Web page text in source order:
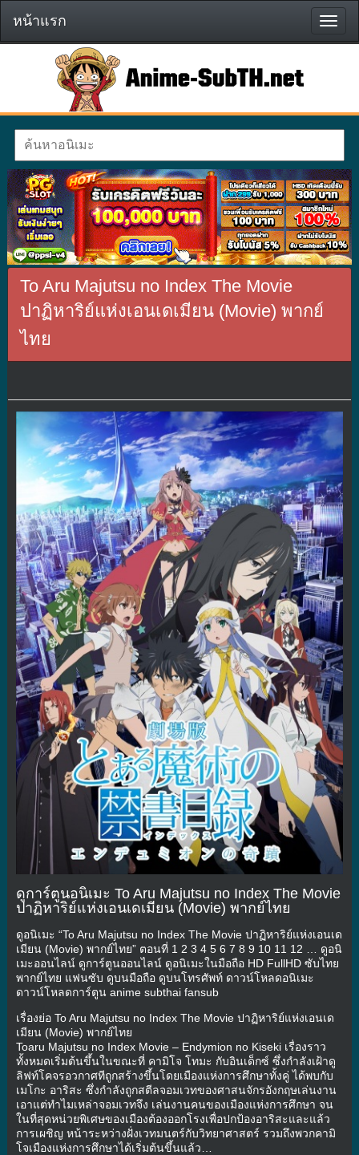
หน้า
แรก
หน้าแรก
To Aru Majutsu no Index The Movie
ปาฏิหาริย์แห่งเอนเดเมียน (Movie) พากย์
ไทย
ดูการ์ตูนอนิเมะ To Aru Majutsu no Index The Movie
ปาฏิหาริย์แห่งเอนเดเมียน (Movie) พากย์ไทย
ดูอนิเมะ “To Aru Majutsu no Index The Movie ปาฏิหาริย์แห่งเอนเด
เมียน (Movie) พากย์ไทย” ตอนที่ 1 2 3 4 5 6 7 8 9 10 11 12 … ดูอนิ
เมะออนไลน์ ดูการ์ตูนออนไลน์ ดูอนิเมะในมือถือ HD FullHD ซับไทย
พากย์ไทย แฟนซับ ดูบนมือถือ ดูบนโทรศัพท์ ดาวน์โหลดอนิเมะ
ดาวน์โหลดการ์ตูน anime subthai fansub
เรื่องย่อ To Aru Majutsu no Index The Movie ปาฏิหาริย์แห่งเอนเด
เมียน (Movie) พากย์ไทย
Toaru Majutsu no Index Movie – Endymion no Kiseki เรื่องราว
ทั้งหมดเริ่มต้นขึ้นในขณะที่ คามิโจ โทมะ กับอินเด็กซ์ ซึ่งกำลังเฝ้าดู
ลิฟท์โคจรอวกาศทีถูกสร้างขึ้นโดยเมืองแห่งการศึกษาทั้งคู่ ได้พบกับ
เมโกะ อาริสะ ซึ่งกำลังถูกสตีลจอมเวทของศาสนจักรอังกฤษเล่นงาน
เอาแต่ทำไมเหล่าจอมเวทจึง เล่นงานคนของเมืองแห่งการศึกษา จน
ในที่สุดหน่วยพิเศษของเมืองต้องออกโรงเพื่อปกป้องอาริสะและแล้ว
การเผชิญ หน้าระหว่างฝั่งเวทมนตร์กับวิทยาศาสตร์ รวมถึงพวกคามิ
โจเมืองแห่งการศึกษาได้เริ่มต้นขึ้นแล้ว…